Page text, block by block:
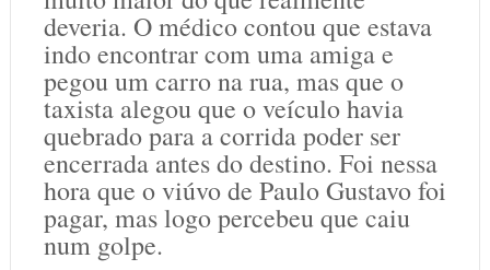
deveria. O médico contou que estava
indo encontrar com uma amiga e
pegou um carro na rua, mas que o
taxista alegou que o veículo havia
quebrado para a corrida poder ser
encerrada antes do destino. Foi nessa
hora que o viúvo de Paulo Gustavo foi
pagar, mas logo percebeu que caiu
num golpe.